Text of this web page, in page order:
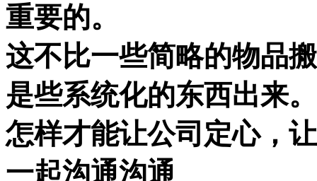
重要的。
这不比一些简略的物品
是些系统化的东西出来。
怎样才能让公司定心，
一起沟通沟通